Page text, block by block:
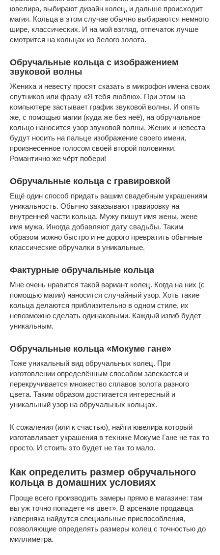
ювелира, выбирают дизайн колец, и дальше происходит
магия. Кольца в этом случае обычно выбираются немного
шире, классических. И на мой взгляд, отпечаток лучше
смотрится на кольцах из белого золота.
Обручальные кольца с изображением
звуковой волны
Жениха и невесту просят сказать в микрофон имена своих
спутников или фразу «Я тебя люблю». При этом на
компьютере застывает график звуковой волны. И опять
же, с помощью магии (куда же без неё), на обручальное
кольцо наносится узор звуковой волны. Жених и невеста
будут носить на пальце изображение своего имени,
произнесенное голосом своей второй половинки.
Романтично же чёрт побери!
Обручальные кольца с гравировкой
Ещё один способ придать вашим свадебным украшениям
уникальность. Обычно заказывают гравировку на
внутренней части кольца. Мужу пишут имя жены, жене
имя мужа. Иногда добавляют дату свадьбы. Таким
образом можно быстро и не дорого превратить обычные
классические обручалки в уникальные.
Фактурные обручальные кольца
Мне очень нравится такой вариант колец. Когда на них (с
помощью магии) наносится случайный узор. Хоть такие
кольца делаются приблизительно в одном стиле, их
невозможно сделать одинаковыми. Каждый изгиб будет
уникальным.
Обручальные кольца «Мокуме гане»
Тоже уникальный вид обручальных колец. При
изготовлении определённым способом запекается и
перекручивается множество сплавов золота разного
цвета. Таким образом достигается интересный и
уникальный узор на обручальных кольцах.
К сожаления (или к счастью), найти ювелира который
изготавливает украшения в технике Мокуме Гане не так то
просто. И стоить это будет не так то мало.
Как определить размер обручального
кольца в домашних условиях
Проще всего производить замеры прямо в магазине: там
вы уж точно попадете «в цвет». В арсенале продавца
наверняка найдутся специальные приспособления,
позволяющие определять размеры колец с точностью до
миллиметра.